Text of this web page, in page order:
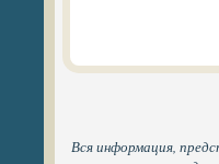
Вся информация,